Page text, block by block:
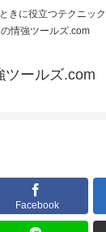
きに役立つテクニッ
情強ツールズ.com
ツールズ.com
Facebook